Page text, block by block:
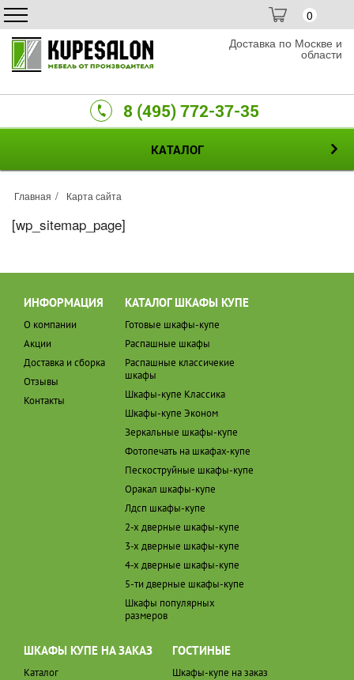
0
Доставка по Москве и
области
8 (495) 772-37-35
КАТАЛОГ
Главная Карта сайта
[wp_sitemap_page]
ИНФОРМАЦИЯ
О компании
Акции
Доставка и сборка
Отзывы
Контакты
КАТАЛОГ ШКАФЫ КУПЕ
Готовые шкафы-купе
Распашные шкафы
Распашные классичекие
шкафы
Шкафы-купе Классика
Шкафы-купе Эконом
Зеркальные шкафы-купе
Фотопечать на шкафах-купе
Пескоструйные шкафы-купе
Оракал шкафы-купе
Лдсп шкафы-купе
2-х дверные шкафы-купе
3-х дверные шкафы-купе
4-х дверные шкафы-купе
5-ти дверные шкафы-купе
Шкафы популярных
размеров
ШКАФЫ КУПЕ НА ЗАКАЗ
Каталог
ГОСТИНЫЕ
Шкафы-купе на заказ